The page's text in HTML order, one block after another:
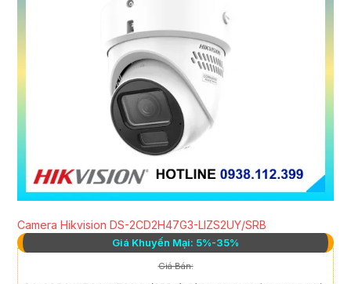
Camera Hikvision DS-2CD2H47G3-LIZS2UY/SRB
Giá Khuyến Mại: 5%-35%
Giá Bán: